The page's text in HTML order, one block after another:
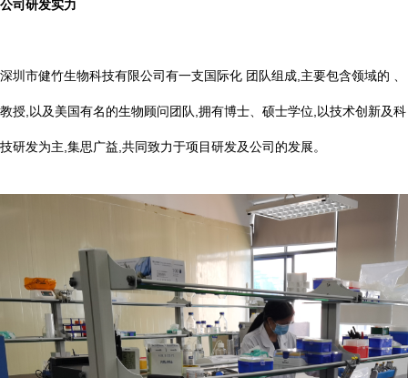
公司研发实力
深圳市健竹生物科技有限公司有一支国际化 团队组成,主要包含领域的 、
教授,以及美国有名的生物顾问团队,拥有博士、硕士学位,以技术创新及科
技研发为主,集思广益,共同致力于项目研发及公司的发展。